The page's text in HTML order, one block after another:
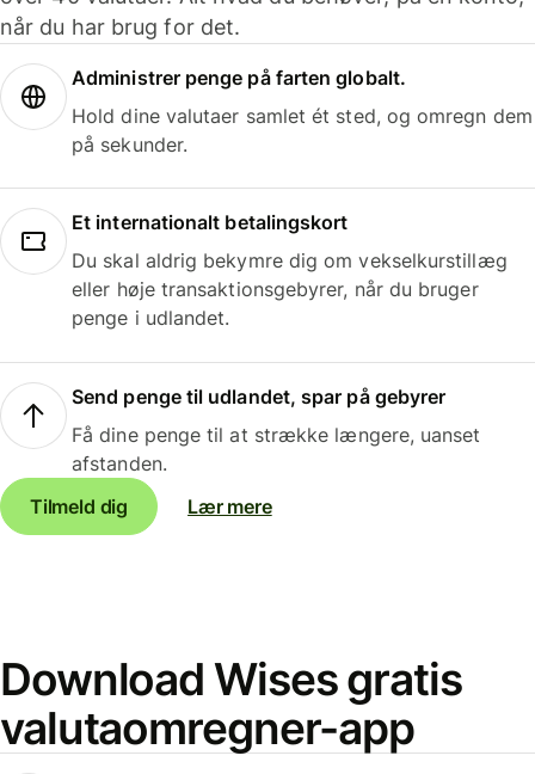
når du har brug for det.
Administrer penge på farten globalt.
Hold dine valutaer samlet ét sted, og omregn dem
på sekunder.
Et internationalt betalingskort
Du skal aldrig bekymre dig om vekselkurstillæg
eller høje transaktionsgebyrer, når du bruger
penge i udlandet.
Send penge til udlandet, spar på gebyrer
Få dine penge til at strække længere, uanset
afstanden.
Tilmeld dig
Lær mere
Download Wises gratis
valutaomregner-app